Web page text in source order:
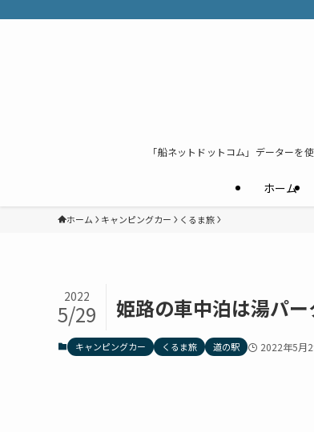
「船ネットドットコム」データーを
ホーム
ホーム キャンピングカー くるま旅
姫路の車中泊は湯パ
2022
5/29
キャンピングカー くるま旅 道の駅 2022年5月